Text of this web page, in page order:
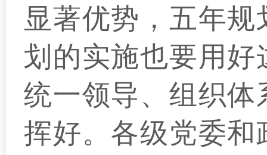
显著优势，五年
划的实施也要用
统一领导、组织
挥好。各级党委